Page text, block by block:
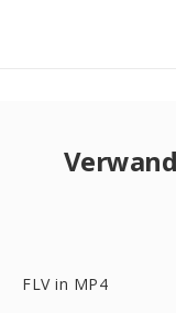
FLV in MP4